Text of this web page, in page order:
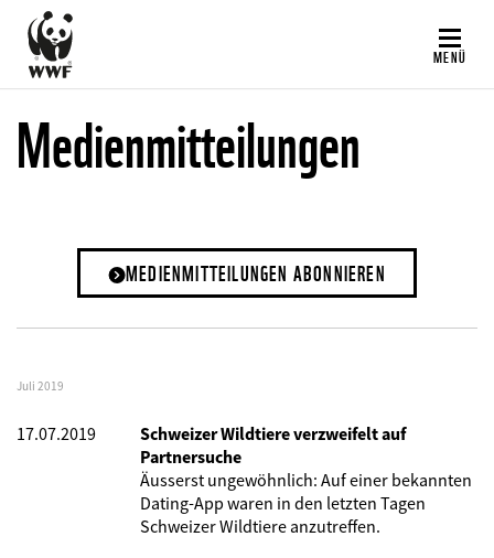
Direkt
zum
Inhalt
MENÜ
Medienmitteilungen
MEDIENMITTEILUNGEN ABONNIEREN
Juli 2019
17.07.2019
Schweizer Wildtiere verzweifelt auf
Partnersuche
Äusserst ungewöhnlich: Auf einer bekannten
Dating-App waren in den letzten Tagen
Schweizer Wildtiere anzutreffen.